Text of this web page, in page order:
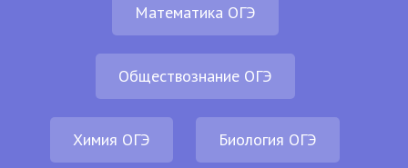
Математика ОГЭ
Обществознание ОГЭ
Химия ОГЭ Биология ОГЭ